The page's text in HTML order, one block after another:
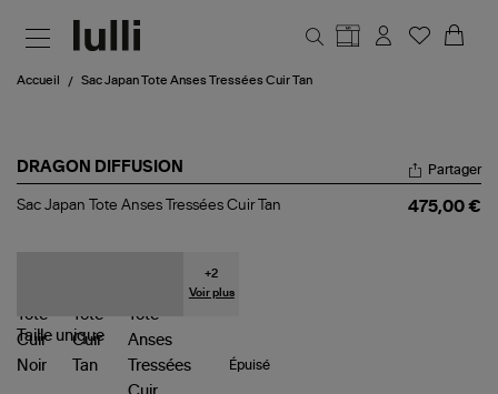
Accueil Sac Japan Tote Anses Tressées Cuir Tan
DRAGON DIFFUSION
Sac
Partager
Sac Japan Tote Anses Tressées Cuir Tan 475,00 €
+2
Voir plus
Taille unique
Épuisé